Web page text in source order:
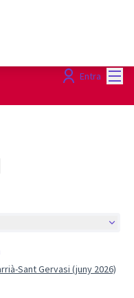
Entra
Sant Gervasi (juny 2026)